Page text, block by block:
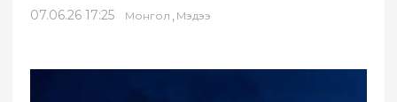
07.06.26 17:25 Монгол , Мэдээ